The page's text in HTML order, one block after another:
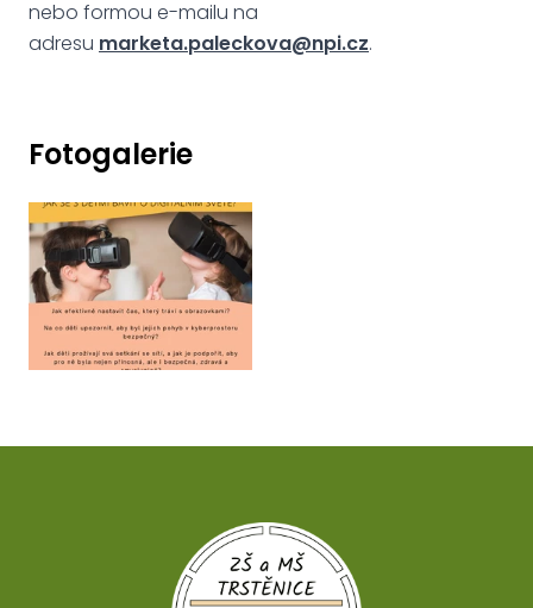
nebo formou e-mailu na
adresu marketa.paleckova@npi.cz.
Fotogalerie